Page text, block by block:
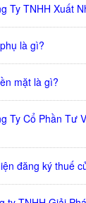
Ty TNHH Xuất
là gì?
mặt là gì?
Ty Cổ Phần Tư
đăng ký thuế